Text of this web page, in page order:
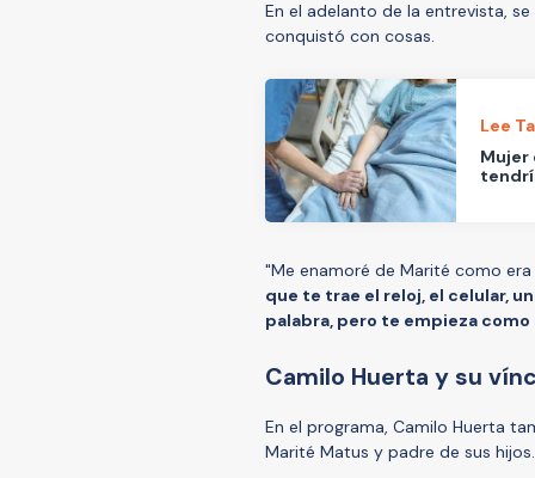
En el adelanto de la entrevista,
conquistó con cosas.
Lee
Mujer
"Me enamoré de Marité como
que te trae el reloj, el celular,
palabra, pero te empieza como
Camilo Huerta y su
En el programa, Camilo Huerta
Marité Matus y padre de sus hijos.